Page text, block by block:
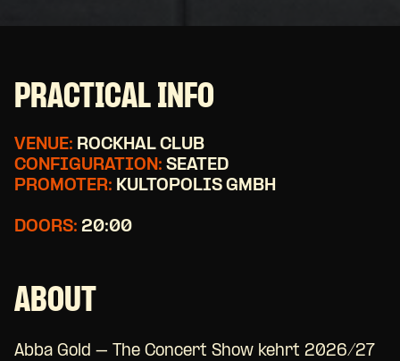
PRACTICAL INFO
VENUE: ROCKHAL CLUB
CONFIGURATION: SEATED
PROMOTER: KULTOPOLIS GMBH
DOORS: 20:00
ABOUT
Abba Gold – The Concert Show kehrt 2026/27